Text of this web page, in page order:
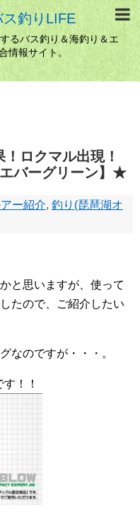
釣りLIFE
るバス釣り＆海釣り＆エ
情報サイト。
ロクマル出現！
バーグリーン】★
ー紹介,釣り(琵琶湖オ
と思いますが、使って
たので、ご紹介したい
なのですが・・・。
す！！